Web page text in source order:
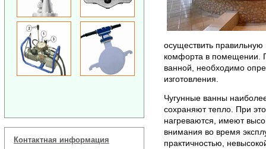
Контактная информация
осуществить правильную
комфорта в помещении.
ванной, необходимо
изготовления.
Чугунные ванны
сохраняют тепло. При
нагреваются, имеют
внимания во время
практичностью,